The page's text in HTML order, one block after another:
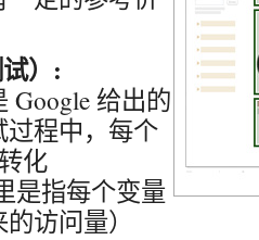
）:
Google 给出的
程中，每个
化
是指每个变量
访问量）